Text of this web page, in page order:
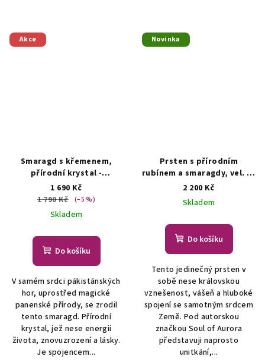
Akce
Smaragd s křemenem,
přírodní krystal -
přívěsek/náhrdelník
ŠPERKY S PŘÍRODNÍMI
KRYSTALY
1 690 Kč
1 790 Kč (–5 %)
Skladem
Do košíku
V samém srdci pákistánských
hor, uprostřed magické
panenské přírody, se zrodil
tento smaragd. Přírodní
krystal, jež nese energii
života, znovuzrození a lásky.
Je spojencem...
Novinka
Prsten s přírodním
rubínem a smaragdy, vel. 55
- autorský šperk
PŘÍRODNÍMI KRYSTALY
2 200 Kč
Skladem
Do košíku
Tento jedinečný prsten v
sobě nese královskou
vznešenost, vášeň a hluboké
spojení se samotným srdcem
Země. Pod autorskou
značkou Soul of Aurora
představuji naprosto
unitkání,...